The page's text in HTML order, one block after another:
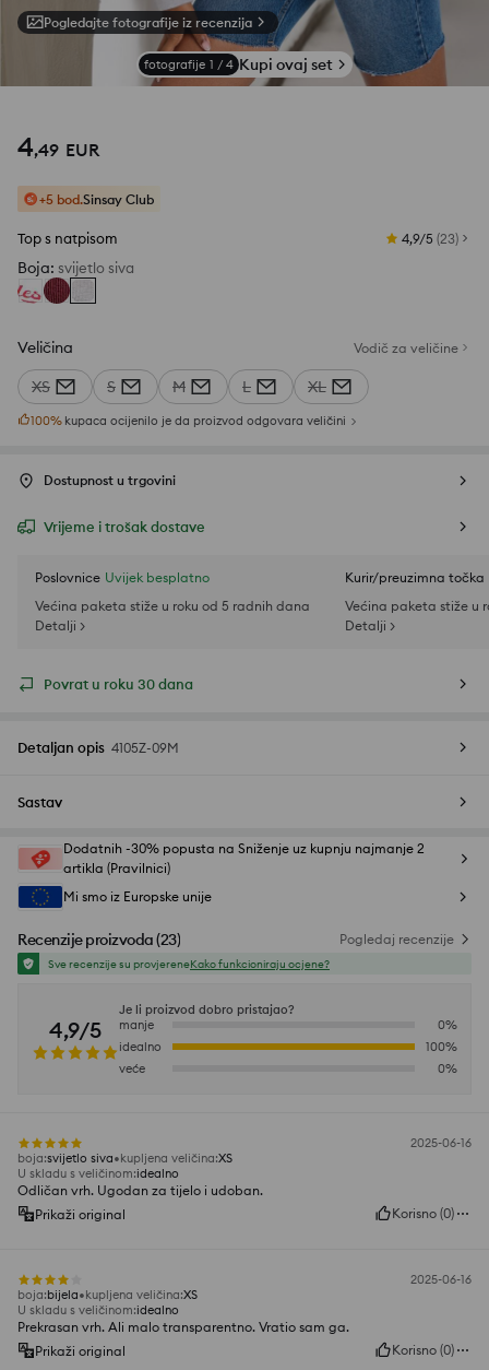
Pogledajte fotografije iz recenzija
fotografije 1 / 4 Kupi ovaj set
4,49 EUR
+5 bod.Sinsay Club
Top s natpisom 4,9/5 (23)
Boja: svijetlo siva
Veličina Vodič za veličine
XS S M L XL
100% kupaca ocijenilo je da proizvod odgovara veličini
Dostupnost u trgovini
Vrijeme i trošak dostave
Poslovnice Uvijek besplatno
Većina paketa stiže u roku od 5 radnih dana
Detalji >
Kurir/preuzimna točka
Većina paketa stiže u
Detalji >
Povrat u roku 30 dana
Detaljan opis 4105Z-09M
Sastav
Dodatnih -30% popusta na Sniženje uz kupnju najmanje 2
artikla (Pravilnici)
Mi smo iz Europske unije
Recenzije proizvoda(23) Pogledaj recenzije
Sve recenzije su provjereneKako funkcioniraju ocjene?
4,9/5
Je li proizvod dobro pristajao?
manje
0%
idealno
100%
veće
0%
2025-06-16
boja:svijetlo siva kupljena veličina:XS
U skladu s veličinom:idealno
Odličan vrh. Ugodan za tijelo i udoban.
Prikaži original
Korisno (0)
2025-06-16
boja:bijela kupljena veličina:XS
U skladu s veličinom:idealno
Prekrasan vrh. Ali malo transparentno. Vratio sam ga.
Prikaži original
Korisno (0)